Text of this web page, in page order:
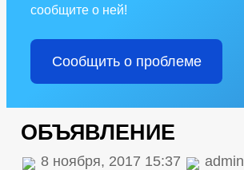
сообщите о ней!
Сообщить о проблеме
ОБЪЯВЛЕНИЕ
8 ноября, 2017 15:37 admin